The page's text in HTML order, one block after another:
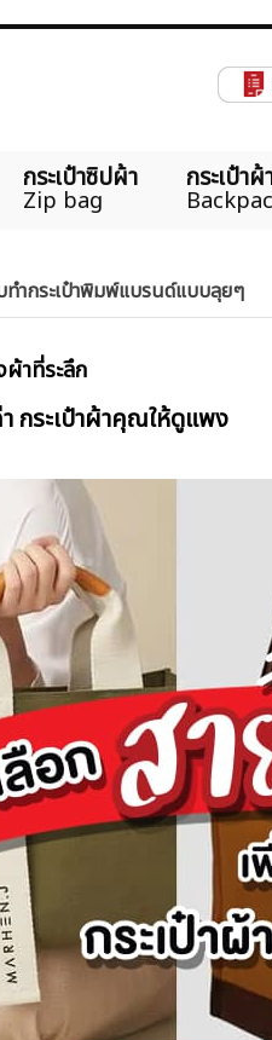
กระเป๋าซิปผ้า
Zip bag
กระเป๋า
ทำกระเป๋าพิมพ์แบรนด์แบบลุยๆ
ผ้าที่ระลึก
กระเป๋าผ้าคุณให้ดูแพง